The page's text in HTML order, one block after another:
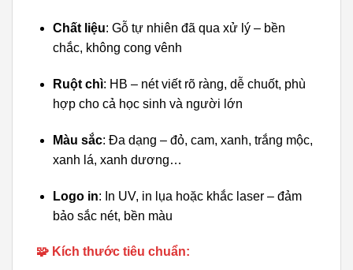
Chất liệu: Gỗ tự nhiên đã qua xử lý – bền
chắc, không cong vênh
Ruột chì: HB – nét viết rõ ràng, dễ chuốt, phù
hợp cho cả học sinh và người lớn
Màu sắc: Đa dạng – đỏ, cam, xanh, trắng mộc,
xanh lá, xanh dương…
Logo in: In UV, in lụa hoặc khắc laser – đảm
bảo sắc nét, bền màu
🧩 Kích thước tiêu chuẩn: